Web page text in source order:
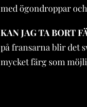
med ögondroppar
KAN JAG TA BORT
på fransarna blir det
mycket färg som